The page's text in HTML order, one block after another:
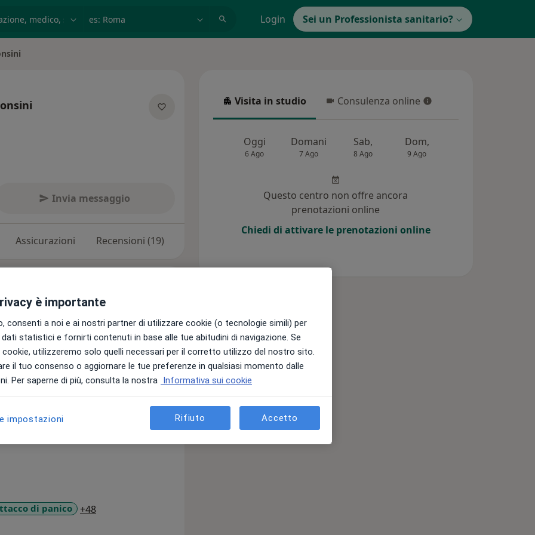
Login Sei un Professionista sanitario?
Invia messaggio
Assicurazioni Recensioni (19)
Psicoanalitico e
degli Psicologi della Regione
di Laurea in Musicoterapia
di Medicine Naturali e
conseguendo la Laurea
presso l'Università "G. D'Annunzio"
in Psicoterapia presso la Scuola
(S.I.P.S.I.) di Roma, nella
oncologici e dei suoi familiari.
in ambito scolastico ha
relative alla sfera
sia di favorire l’inclusione
bambini con disabilità. Tali
la Specializzazione per le attività
e a lavorare come docente di ruolo
di panico +48a11y_sr_more_diseases
Visita in studio
Visita in studio Consulenza online
Consulenza online
Oggi
6 Ago
Domani
7 Ago
Sab,
8 Ago
Dom,
9 Ago
Questo centro non offre ancora
prenotazioni online
Chiedi di attivare le prenotazioni online
è importante
consenti a noi e ai nostri partner di utilizzare cookie (o tecnologie simili) per
statistici e fornirti contenuti in base alle tue abitudini di navigazione. Se
utilizzeremo solo quelli necessari per il corretto utilizzo del nostro sito.
il tuo consenso o aggiornare le tue preferenze in qualsiasi momento dalle
Per saperne di più, consulta la nostra Informativa sui cookie
impostazioni Rifiuto Accetto